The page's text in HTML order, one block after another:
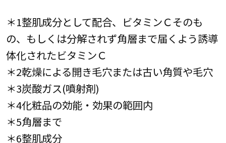
＊1整肌成分として配合、ビタミンＣそのも
の、もしくは分解されず角層まで届くよう誘導
体化されたビタミンＣ
＊2乾燥による開き毛穴または古い角質や毛穴
＊3炭酸ガス(噴射剤)
＊4化粧品の効能・効果の範囲内
＊5角層まで
＊6整肌成分